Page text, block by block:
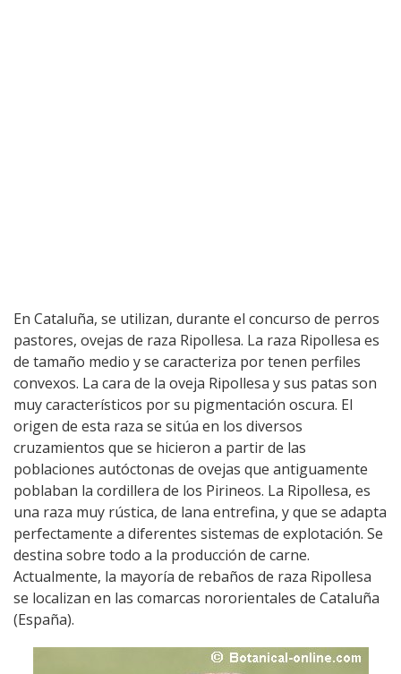
En Cataluña, se utilizan, durante el concurso de perros
pastores, ovejas de raza Ripollesa. La raza Ripollesa es
de tamaño medio y se caracteriza por tenen perfiles
convexos. La cara de la oveja Ripollesa y sus patas son
muy característicos por su pigmentación oscura. El
origen de esta raza se sitúa en los diversos
cruzamientos que se hicieron a partir de las
poblaciones autóctonas de ovejas que antiguamente
poblaban la cordillera de los Pirineos. La Ripollesa, es
una raza muy rústica, de lana entrefina, y que se adapta
perfectamente a diferentes sistemas de explotación. Se
destina sobre todo a la producción de carne.
Actualmente, la mayoría de rebaños de raza Ripollesa
se localizan en las comarcas nororientales de Cataluña
(España).